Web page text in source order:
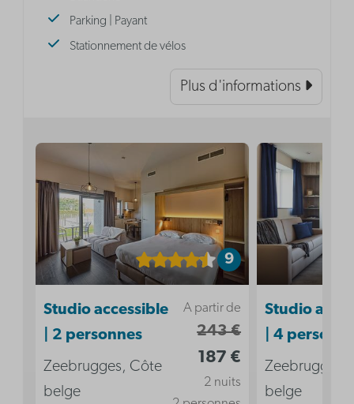
Parking | Payant
Stationnement de vélos
Plus d'informations
9
A partir de
243 €
187 €
2 nuits
Studio accessible
| 2 personnes
Zeebrugges, Côte
belge
Studio
| 4
Zeebrugges,
belge